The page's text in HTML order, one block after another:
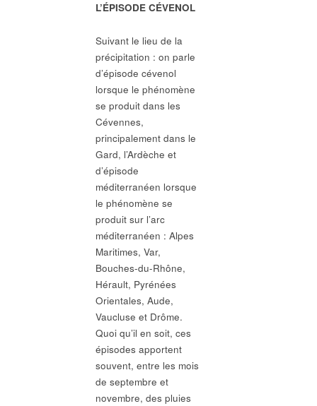
L’ÉPISODE CÉVENOL
Suivant le lieu de la
précipitation : on parle
d’épisode cévenol
lorsque le phénomène
se produit dans les
Cévennes,
principalement dans le
Gard, l’Ardèche et
d’épisode
méditerranéen lorsque
le phénomène se
produit sur l’arc
méditerranéen : Alpes
Maritimes, Var,
Bouches-du-Rhône,
Hérault, Pyrénées
Orientales, Aude,
Vaucluse et Drôme.
Quoi qu’il en soit, ces
épisodes apportent
souvent, entre les mois
de septembre et
novembre, des pluies